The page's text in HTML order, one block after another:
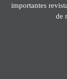
importantes
de